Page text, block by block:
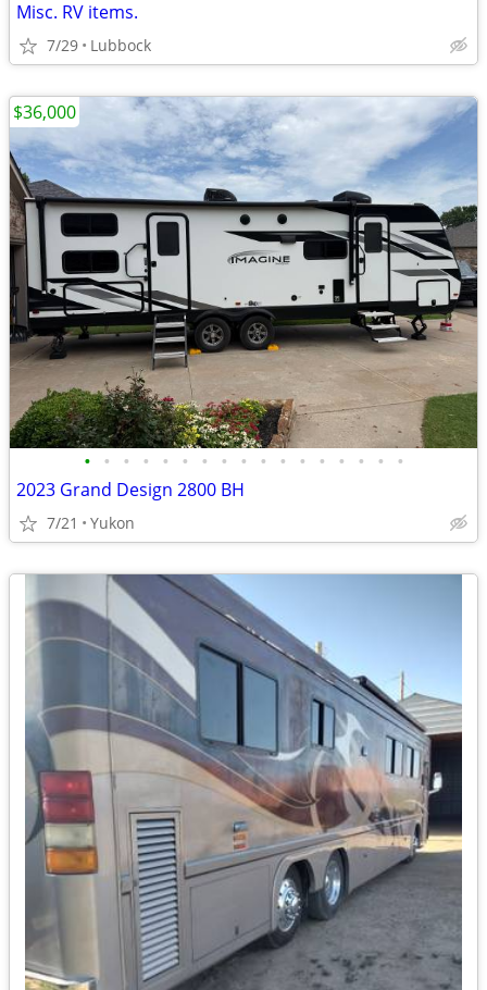
Misc. RV items.
7/29 Lubbock
• • • • • • • • • • • • • • • • •
2023 Grand Design 2800 BH
7/21 Yukon
$36,000